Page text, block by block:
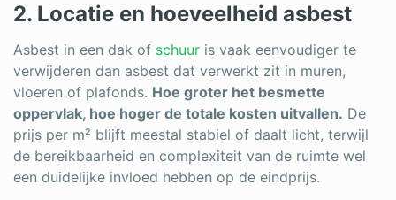
2. Locatie en hoeveelheid asbest
Asbest in een dak of schuur is vaak eenvoudiger te
verwijderen dan asbest dat verwerkt zit in muren,
vloeren of plafonds. Hoe groter het besmette
oppervlak, hoe hoger de totale kosten uitvallen. De
prijs per m² blijft meestal stabiel of daalt licht, terwijl
de bereikbaarheid en complexiteit van de ruimte wel
een duidelijke invloed hebben op de eindprijs.